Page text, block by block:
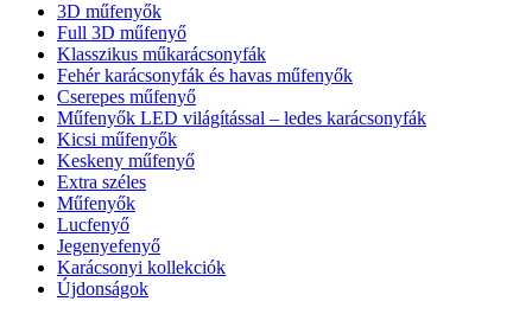
3D műfenyők
Full 3D műfenyő
Klasszikus műkarácsonyfák
Fehér karácsonyfák és havas műfenyők
Cserepes műfenyő
Műfenyők LED világítással – ledes karácsonyfák
Kicsi műfenyők
Keskeny műfenyő
Extra széles
Műfenyők
Lucfenyő
Jegenyefenyő
Karácsonyi kollekciók
Újdonságok